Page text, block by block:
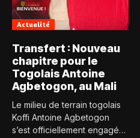
Actualité
Transfert : Nouveau
chapitre pour le
Togolais Antoine
Agbetogon, au Mali
Le milieu de terrain togolais
Koffi Antoine Agbetogon
s’est officiellement engagé